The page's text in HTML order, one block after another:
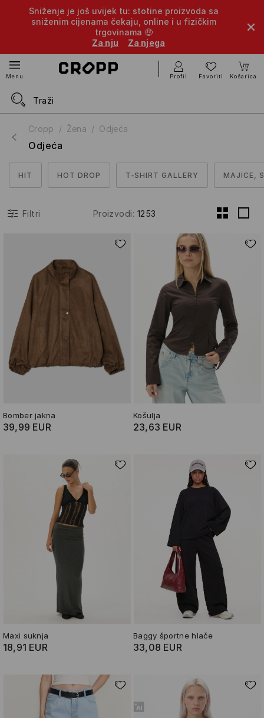
Sniženje je još uvijek tu: stotine proizvoda sa
sniženim cijenama čekaju, online i u fizičkim
trgovinama 🤑
Za nju
Za njega
Menu Profil Favoriti Košarica
Cropp Žena Odjeća
Odjeća
HIT HOT DROP T-SHIRT GALLERY MAJICE,
Filtri Proizvodi: 1253
Bomber jakna
39,99 EUR
Košulja
23,63 EUR
Maxi suknja
18,91 EUR
Baggy športne hlače
33,08 EUR